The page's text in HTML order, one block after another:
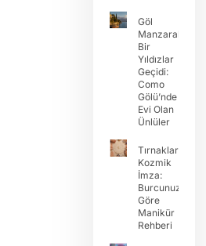
Göl
Manzaralı
Bir
Yıldızlar
Geçidi:
Como
Gölü’nde
Evi Olan
Ünlüler
Tırnaklarda
Kozmik
İmza:
Burcunuza
Göre
Manikür
Rehberi